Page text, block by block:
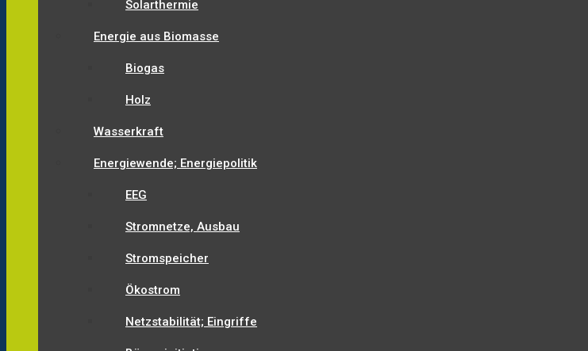
Solarthermie
Energie aus Biomasse
Biogas
Holz
Wasserkraft
Energiewende; Energiepolitik
EEG
Stromnetze, Ausbau
Stromspeicher
Ökostrom
Netzstabilität; Eingriffe